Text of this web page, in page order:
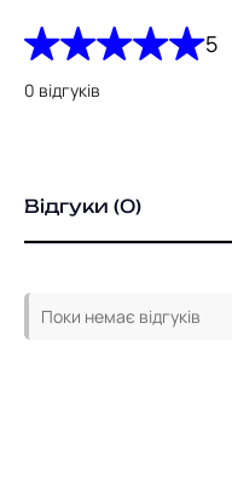
5
0 відгуків
Відгуки (0)
Поки немає відгуків